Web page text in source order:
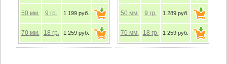
50 мм. 9 гр. 1 199 руб.
70 мм. 18 гр. 1 259 руб.
50 мм. 9 гр. 1 289 руб.
70 мм. 18 гр. 1 259 руб.